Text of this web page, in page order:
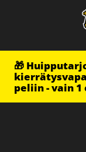
🎁
peliin - vain